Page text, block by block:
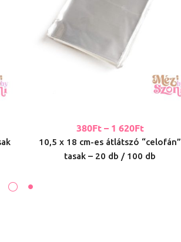
380Ft – 1 620Ft
10,5 x 18 cm-es átlátszó “celofán”
tasak – 20 db / 100 db